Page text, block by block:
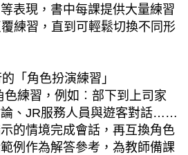
表現，書中每課提供大量練習
練習，直到可輕鬆切換不同形
角色扮演練習」
練習，例如︰部下到上司家
、JR服務人員與遊客對話……
的情境完成會話，再互換角色
例作為解答參考，為教師備課